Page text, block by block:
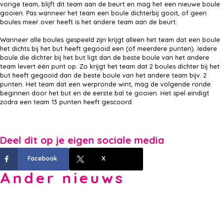
vorige team, blijft dit team aan de beurt en mag het een nieuwe boule
gooien. Pas wanneer het team een boule dichterbij gooit, of geen
boules meer over heeft is het andere team aan de beurt.
Wanneer alle boules gespeeld zijn krijgt alleen het team dat een boule
het dichts bij het but heeft gegooid een (of meerdere punten). Iedere
boule die dichter bij het but ligt dan de beste boule van het andere
team levert één punt op. Zo krijgt het team dat 2 boules dichter bij het
but heeft gegooid dan de beste boule van het andere team bijv. 2
punten. Het team dat een werpronde wint, mag de volgende ronde
beginnen door het but en de eerste bal te gooien. Het spel eindigt
zodra een team 13 punten heeft gescoord.
Deel dit op je eigen sociale media
Facebook X
Ander nieuws